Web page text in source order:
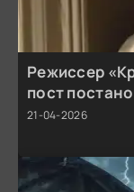
Режиссер
пост
21-04-2026